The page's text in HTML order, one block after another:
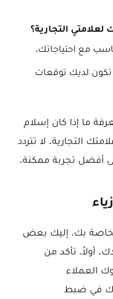
التجارية؟
مع احتياجاتك.
لديك توقعات
ما إذا كان إسلام
التجارية. لا تتردد
أفضل تجربة ممكنة.
الخاصة بك، إليك بعض
أولاً، تأكد من
العملاء
في ضبط